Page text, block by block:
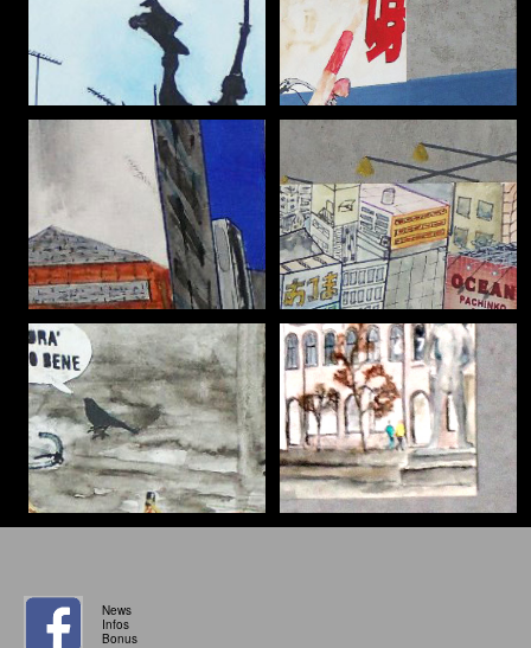
News
Infos
Bonus